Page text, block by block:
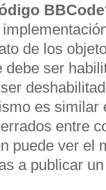
de los
debe ser
es
entre
puede ver el
a publicar